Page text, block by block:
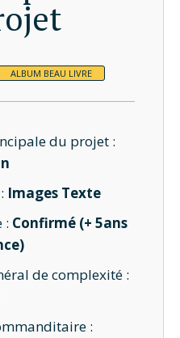
ALBUM BEAU LIVRE
du projet :
Images Texte
: Confirmé (+ 5ans
de complexité :
: